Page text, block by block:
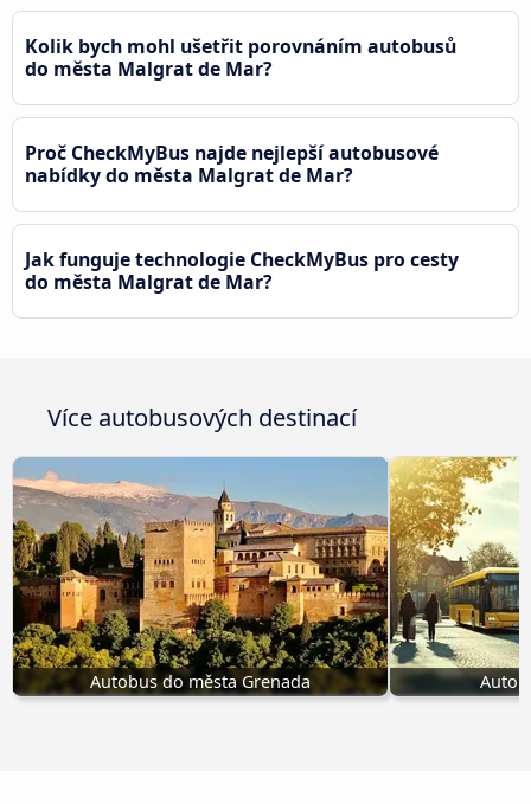
Kolik bych mohl ušetřit porovnáním autobusů
do města Malgrat de Mar?
Proč CheckMyBus najde nejlepší autobusové
nabídky do města Malgrat de Mar?
Jak funguje technologie CheckMyBus pro cesty
do města Malgrat de Mar?
Více autobusových destinací
Autobus do města Grenada